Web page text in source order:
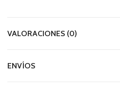
VALORACIONES (0)
ENVÍOS